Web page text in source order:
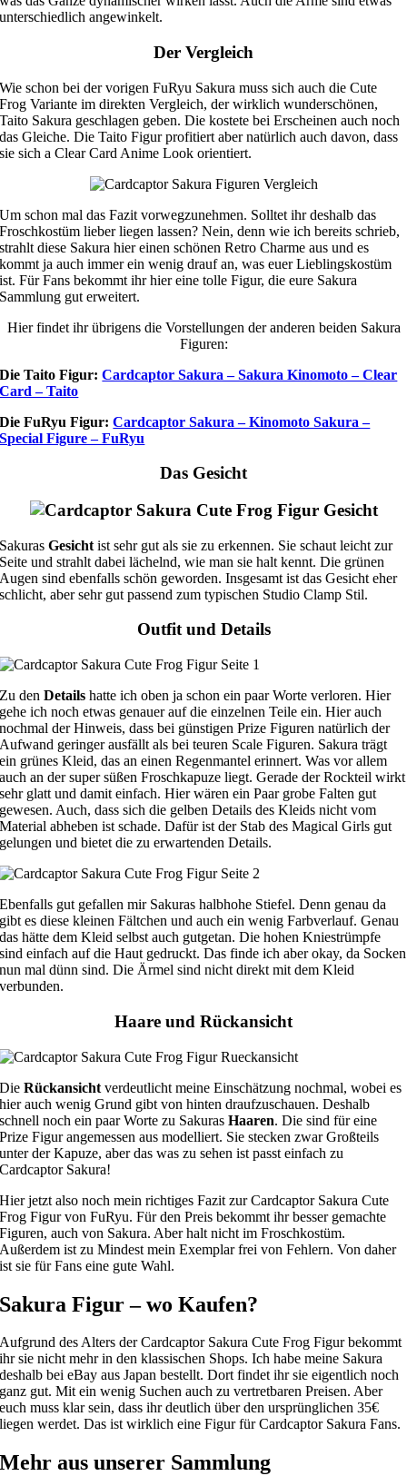
unterschiedlich angewinkelt.
Der Vergleich
Wie schon bei der vorigen FuRyu Sakura muss sich auch die Cute
Frog Variante im direkten Vergleich, der wirklich wunderschönen,
Taito Sakura geschlagen geben. Die kostete bei Erscheinen auch noch
das Gleiche. Die Taito Figur profitiert aber natürlich auch davon, dass
sie sich a Clear Card Anime Look orientiert.
Um schon mal das Fazit vorwegzunehmen. Solltet ihr deshalb das
Froschkostüm lieber liegen lassen? Nein, denn wie ich bereits schrieb,
strahlt diese Sakura hier einen schönen Retro Charme aus und es
kommt ja auch immer ein wenig drauf an, was euer Lieblingskostüm
ist. Für Fans bekommt ihr hier eine tolle Figur, die eure Sakura
Sammlung gut erweitert.
Hier findet ihr übrigens die Vorstellungen der anderen beiden Sakura
Figuren:
Die Taito Figur: Cardcaptor Sakura – Sakura Kinomoto – Clear
Card – Taito
Die FuRyu Figur: Cardcaptor Sakura – Kinomoto Sakura –
Special Figure – FuRyu
Das Gesicht
SakurasGesicht ist sehr gut als sie zu erkennen. Sie schaut leicht zur
Seite und strahlt dabei lächelnd, wie man sie halt kennt. Die grünen
Augen sind ebenfalls schön geworden. Insgesamt ist das Gesicht eher
schlicht, aber sehr gut passend zum typischen Studio Clamp Stil.
Outfit und Details
Zu denDetails hatte ich oben ja schon ein paar Worte verloren. Hier
gehe ich noch etwas genauer auf die einzelnen Teile ein. Hier auch
nochmal der Hinweis, dass bei günstigen Prize Figuren natürlich der
Aufwand geringer ausfällt als bei teuren Scale Figuren. Sakura trägt
ein grünes Kleid, das an einen Regenmantel erinnert. Was vor allem
auch an der super süßen Froschkapuze liegt. Gerade der Rockteil wirkt
sehr glatt und damit einfach. Hier wären ein Paar grobe Falten gut
gewesen. Auch, dass sich die gelben Details des Kleids nicht vom
Material abheben ist schade. Dafür ist der Stab des Magical Girls gut
gelungen und bietet die zu erwartenden Details.
Ebenfalls gut gefallen mir Sakuras halbhohe Stiefel. Denn genau da
gibt es diese kleinen Fältchen und auch ein wenig Farbverlauf. Genau
das hätte dem Kleid selbst auch gutgetan. Die hohen Kniestrümpfe
sind einfach auf die Haut gedruckt. Das finde ich aber okay, da Socken
nun mal dünn sind. Die Ärmel sind nicht direkt mit dem Kleid
verbunden.
Haare und Rückansicht
DieRückansicht verdeutlicht meine Einschätzung nochmal, wobei es
hier auch wenig Grund gibt von hinten draufzuschauen. Deshalb
schnell noch ein paar Worte zu SakurasHaaren. Die sind für eine
Prize Figur angemessen aus modelliert. Sie stecken zwar Großteils
unter der Kapuze, aber das was zu sehen ist passt einfach zu
Cardcaptor Sakura!
Hier jetzt also noch mein richtiges Fazit zur Cardcaptor Sakura Cute
Frog Figur von FuRyu. Für den Preis bekommt ihr besser gemachte
Figuren, auch von Sakura. Aber halt nicht im Froschkostüm.
Außerdem ist zu Mindest mein Exemplar frei von Fehlern. Von daher
ist sie für Fans eine gute Wahl.
Sakura Figur – wo Kaufen?
Aufgrund des Alters der Cardcaptor Sakura Cute Frog Figur bekommt
ihr sie nicht mehr in den klassischen Shops. Ich habe meine Sakura
deshalb bei eBay aus Japan bestellt. Dort findet ihr sie eigentlich noch
ganz gut. Mit ein wenig Suchen auch zu vertretbaren Preisen. Aber
euch muss klar sein, dass ihr deutlich über den ursprünglichen 35€
liegen werdet. Das ist wirklich eine Figur für Cardcaptor Sakura Fans.
Mehr aus unserer Sammlung